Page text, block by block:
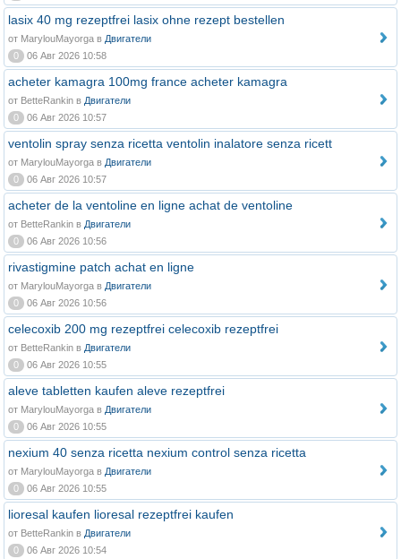
lasix 40 mg rezeptfrei lasix ohne rezept bestellen
от MarylouMayorga в Двигатели
0
06 Авг 2026 10:58
acheter kamagra 100mg france acheter kamagra
от BetteRankin в Двигатели
0
06 Авг 2026 10:57
ventolin spray senza ricetta ventolin inalatore senza ricett
от MarylouMayorga в Двигатели
0
06 Авг 2026 10:57
acheter de la ventoline en ligne achat de ventoline
от BetteRankin в Двигатели
0
06 Авг 2026 10:56
rivastigmine patch achat en ligne
от MarylouMayorga в Двигатели
0
06 Авг 2026 10:56
celecoxib 200 mg rezeptfrei celecoxib rezeptfrei
от BetteRankin в Двигатели
0
06 Авг 2026 10:55
aleve tabletten kaufen aleve rezeptfrei
от MarylouMayorga в Двигатели
0
06 Авг 2026 10:55
nexium 40 senza ricetta nexium control senza ricetta
от MarylouMayorga в Двигатели
0
06 Авг 2026 10:55
lioresal kaufen lioresal rezeptfrei kaufen
от BetteRankin в Двигатели
0
06 Авг 2026 10:54